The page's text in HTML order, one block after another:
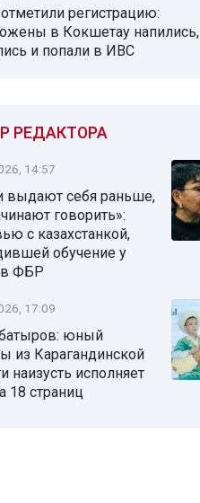
регистрацию:
в Кокшетау напились,
и попали в ИВС
РЕДАКТОРА
14:57
выдают себя раньше,
говорить»:
с казахстанкой,
обучение у
ФБР
17:09
юный
Карагандинской
наизусть исполняет
18 страниц